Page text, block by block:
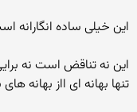
این خیلی ساده انگارانه
این نه تناقض است نه
تنها بهانه ای ااز بهانه